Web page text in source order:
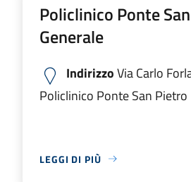
Policlinico Ponte
Generale
IndirizzoVia Carlo
Policlinico Ponte San Pietro
LEGGI DI PIÙ